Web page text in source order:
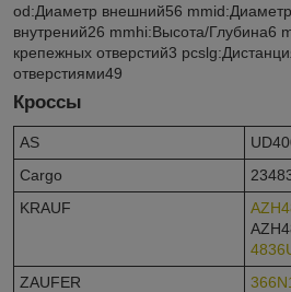
od:Диаметр внешний56 mmid:Диаметр
внутрений26 mmhi:Высота/Глубина6
крепежных отверстий3
отверстиями49
Кроссы
AS
Cargo
KRAUF
ZAUFER